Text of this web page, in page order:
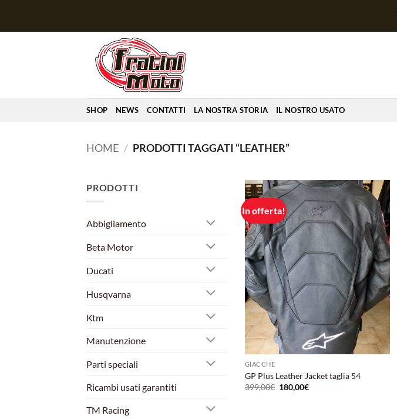
SHOP NEWS CONTATTI LA NOSTRA STORIA IL NOSTRO USATO
HOME / PRODOTTI TAGGATI “LEATHER”
PRODOTTI
Abbigliamento
Beta Motor
Ducati
Husqvarna
Ktm
Manutenzione
Parti speciali
Ricambi usati garantiti
TM Racing
In offerta!
Aggiungi
alla lista
dei
desideri
GIACCHE
GP Plus Leather Jacket taglia 54
399,00€ Il
prezzo
180,00€Il